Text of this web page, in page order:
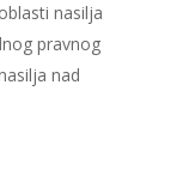
nasilja
pravnog
nad